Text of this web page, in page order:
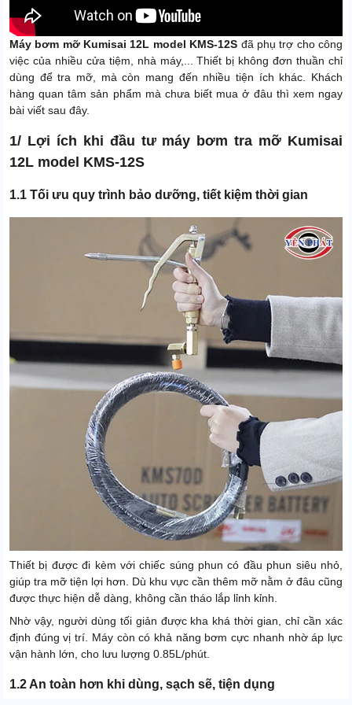
Máy bơm mỡ Kumisai 12L model KMS-12S đã phụ trợ cho công
việc của nhiều cửa tiệm, nhà máy,... Thiết bị không đơn thuần chỉ
dùng để tra mỡ, mà còn mang đến nhiều tiện ích khác. Khách
hàng quan tâm sản phẩm mà chưa biết mua ở đâu thì xem ngay
bài viết sau đây.
1/ Lợi ích khi đầu tư máy bơm tra mỡ Kumisai
12L model KMS-12S
1.1 Tối ưu quy trình bảo dưỡng, tiết kiệm thời gian
Thiết bị được đi kèm với chiếc súng phun có đầu phun siêu nhỏ,
giúp tra mỡ tiện lợi hơn. Dù khu vực cần thêm mỡ nằm ở đâu cũng
được thực hiện dễ dàng, không cần tháo lắp lỉnh kỉnh.
Nhờ vậy, người dùng tối giản được kha khá thời gian, chỉ cần xác
định đúng vị trí. Máy còn có khả năng bơm cực nhanh nhờ áp lực
vận hành lớn, cho lưu lượng 0.85L/phút.
1.2 An toàn hơn khi dùng, sạch sẽ, tiện dụng